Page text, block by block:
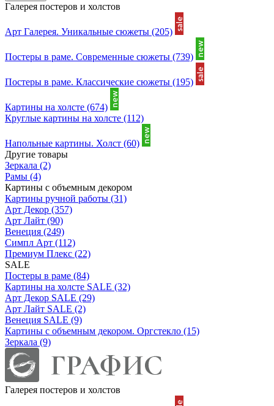
Галерея постеров и холстов
Арт Галерея. Уникальные сюжеты (205)
Постеры в раме. Современные сюжеты (739)
Постеры в раме. Классические сюжеты (195)
Картины на холсте (674)
Круглые картины на холсте (112)
Напольные картины. Холст (60)
Другие товары
Зеркала (2)
Рамы (4)
Картины с объемным декором
Картины ручной работы (31)
Арт Декор (357)
Арт Лайт (90)
Венеция (249)
Симпл Арт (112)
Премиум Плекс (22)
SALE
Постеры в раме (84)
Картины на холсте SALE (32)
Арт Декор SALE (29)
Арт Лайт SALE (2)
Венеция SALE (9)
Картины с объемным декором. Оргстекло (15)
Зеркала (9)
Галерея постеров и холстов